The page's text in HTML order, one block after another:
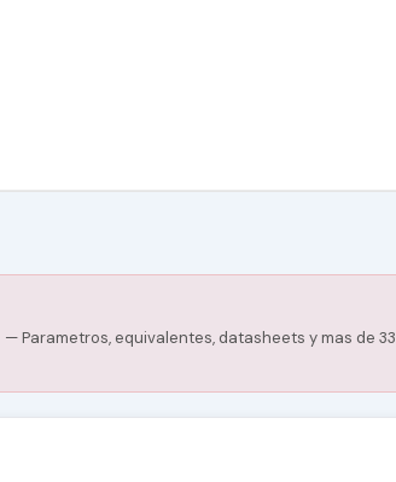
— Parametros, equivalentes, datasheets y mas de